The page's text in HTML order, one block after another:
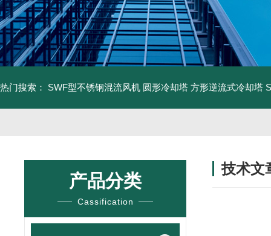
热门搜索： SWF型不锈钢混流风机 圆形冷却塔 方形逆流式冷却塔
产品分类
Cassification
技术文